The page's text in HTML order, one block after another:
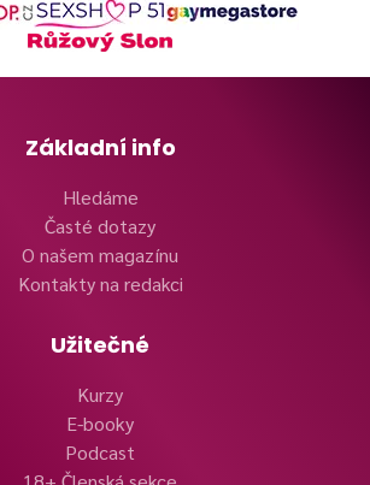
Základní info
Hledáme
Časté dotazy
O našem magazínu
Kontakty na redakci
Užitečné
Kurzy
E-booky
Podcast